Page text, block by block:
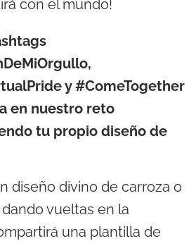
con el mundo!
y #ComeTogether
en nuestro reto
tu propio diseño de
diseño divino de carroza o
vueltas en la
una plantilla de